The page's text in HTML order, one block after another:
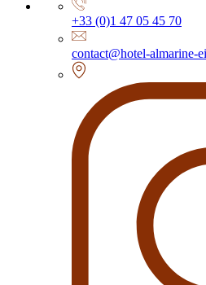
+33 (0)1 47 05 45 70
contact@hotel-almarine-